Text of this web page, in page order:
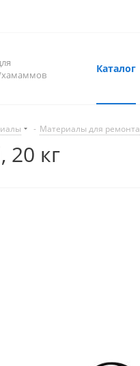
хамаммов
Каталог
- Материалы для ремонта
20 кг